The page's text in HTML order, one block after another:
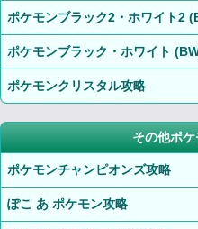
ポケモンブラック2・ホワイト2
ポケモンブラック・ホワイト
ポケモンクリスタル攻略
その他ポ
ポケモンチャンピオンズ攻略
ぽこ あ ポケモン攻略